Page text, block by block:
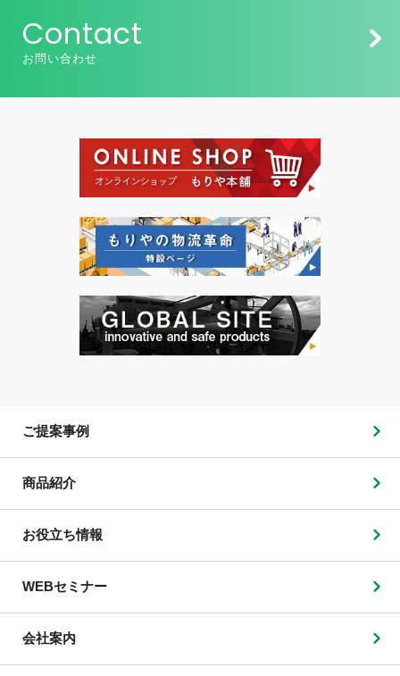
Contact
お問い合わせ
ご提案事例
商品紹介
お役立ち情報
WEBセミナー
会社案内